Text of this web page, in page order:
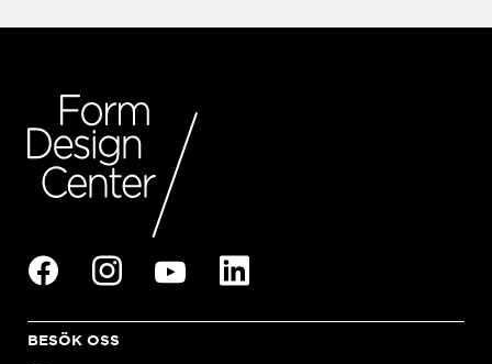
BESÖK OSS